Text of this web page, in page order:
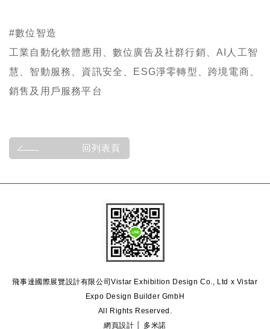
#數位智造
工業自動化軟體應用、數位廣告及社群行銷、AI人工智
慧、智動服務、資訊安全、ESG淨零轉型、跨境電商、
銷售及用戶服務平台
回列表頁
飛事達國際展覽設計有限公司Vistar Exhibition Design Co., Ltd x Vistar
Expo Design Builder GmbH
All Rights Reserved.
網頁設計 │ 多米諾